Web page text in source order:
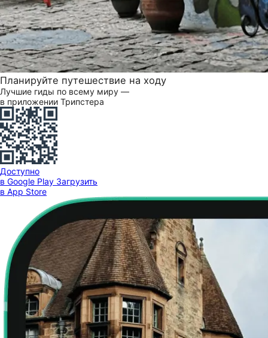
Планируйте путешествие на ходу
Лучшие гиды по всему миру —
в приложении Трипстера
Доступно
в Google Play Загрузить
в App Store